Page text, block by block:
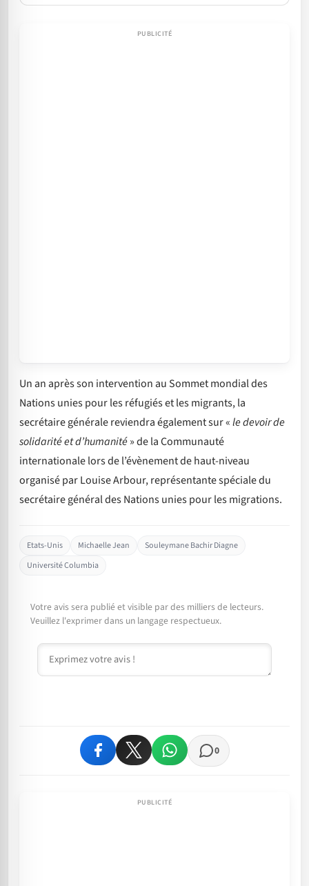
Un an après son intervention au Sommet mondial des
Nations unies pour les réfugiés et les migrants, la
secrétaire générale reviendra également sur «le devoir de
solidarité et d’humanité» de la Communauté
internationale lors de l’évènement de haut-niveau
organisé par Louise Arbour, représentante spéciale du
secrétaire général des Nations unies pour les migrations.
Etats-Unis Michaelle Jean
Souleymane Bachir Diagne
Université Columbia
Votre avis sera publié et visible par des milliers de lecteurs.
Veuillez l'exprimer dans un langage respectueux.
Commentaire
0